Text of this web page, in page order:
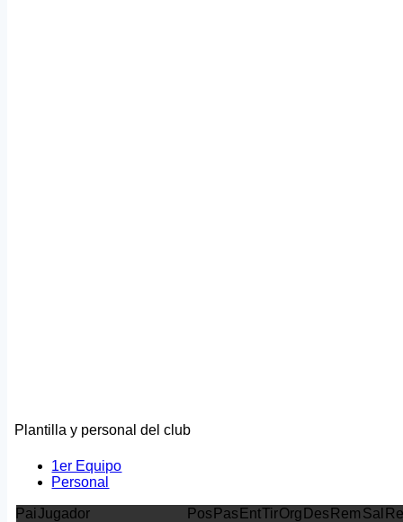
Plantilla y personal del club
1er Equipo
Personal
PaiJugador Pos Pas EntTirOrg Des Rem Sal